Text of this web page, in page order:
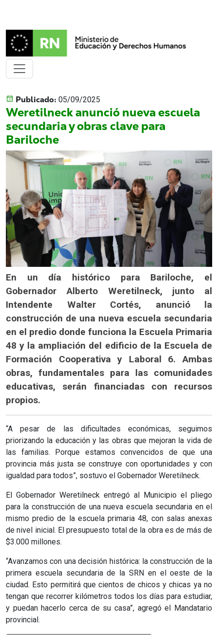
Publicado: 05/09/2025
Weretilneck anunció nueva escuela
secundaria y obras clave para
Bariloche
En un día histórico para Bariloche, el
Gobernador Alberto Weretilneck, junto al
Intendente Walter Cortés, anunció la
construcción de una nueva escuela secundaria
en el predio donde funciona la Escuela Primaria
48 y la ampliación del edificio de la Escuela de
Formación Cooperativa y Laboral 6. Ambas
obras, fundamentales para las comunidades
educativas, serán financiadas con recursos
propios.
“A pesar de las dificultades económicas, seguimos
priorizando la educación y las obras que mejoran la vida de
las familias. Porque estamos convencidos de que una
provincia más justa se construye con oportunidades y con
igualdad para todos”, sostuvo el Gobernador Weretilneck.
El Gobernador Weretilneck entregó al Municipio el pliego
para la construcción de una nueva escuela secundaria en el
mismo predio de la escuela primaria 48, con salas anexas
de nivel inicial. El presupuesto total de la obra es de más de
$3.000 millones.
“Avanzamos con una decisión histórica: la construcción de la
primera escuela secundaria de la SRN en el oeste de la
ciudad. Esto permitirá que cientos de chicos y chicas ya no
tengan que recorrer kilómetros todos los días para estudiar,
y puedan hacerlo cerca de su casa”, agregó el Mandatario
provincial.